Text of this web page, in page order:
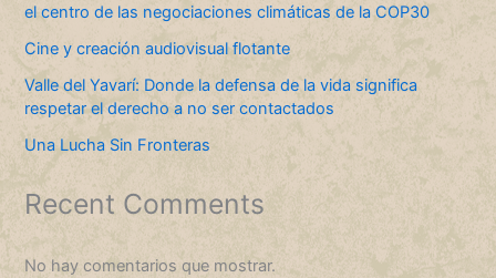
el centro de las negociaciones climáticas de la COP30
Cine y creación audiovisual flotante
Valle del Yavarí: Donde la defensa de la vida significa
respetar el derecho a no ser contactados
Una Lucha Sin Fronteras
Recent Comments
No hay comentarios que mostrar.